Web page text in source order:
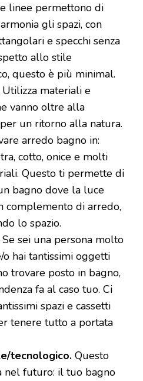
linee permettono di
gli spazi, con
e specchi senza
allo stile
questo è più minimal.
Utilizza materiali e
vanno oltre alla
un ritorno alla natura.
arredo bagno in:
cotto, onice e molti
Questo ti permette di
bagno dove la luce
complemento di arredo,
lo spazio.
Se sei una persona molto
o hai tantissimi oggetti
trovare posto in bagno,
fa al caso tuo. Ci
spazi e cassetti
tenere tutto a portata
tecnologico. Questo
nel futuro: il tuo bagno